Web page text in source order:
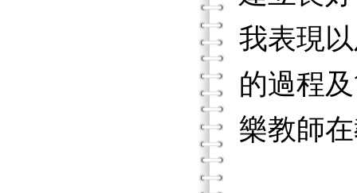
我表現
的過程
樂教師